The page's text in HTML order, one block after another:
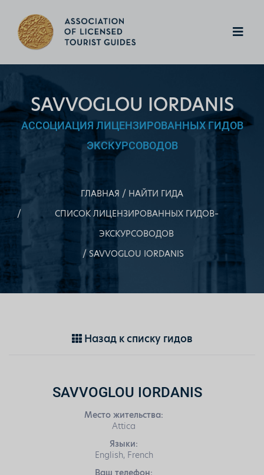
SAVVOGLOU IORDANIS
АССОЦИАЦИЯ ЛИЦЕНЗИРОВАННЫХ ГИДОВ
ЭКСКУРСОВОДОВ
ГЛАВНАЯ
НАЙТИ ГИДА
СПИСОК ЛИЦЕНЗИРОВАННЫХ ГИДОВ–
ЭКСКУРСОВОДОВ
SAVVOGLOU IORDANIS
Назад к списку гидов
SAVVOGLOU IORDANIS
Место жительства:
Attica
Языки:
English, French
Ваш телефон: